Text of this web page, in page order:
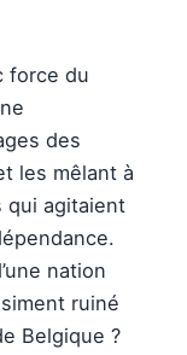
force du
des
les mêlant à
qui agitaient
nation
ruiné
Belgique ?